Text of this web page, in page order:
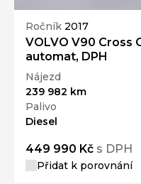
Ročník 2017
VOLVO V90 Cross
automat, DPH
Nájezd
239 982 km
Palivo
Diesel
449 990 Kč s DPH
Přidat k porovnání